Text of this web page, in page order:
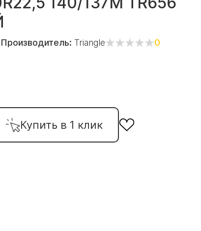
Производитель: Triangle 0
Купить в 1 клик